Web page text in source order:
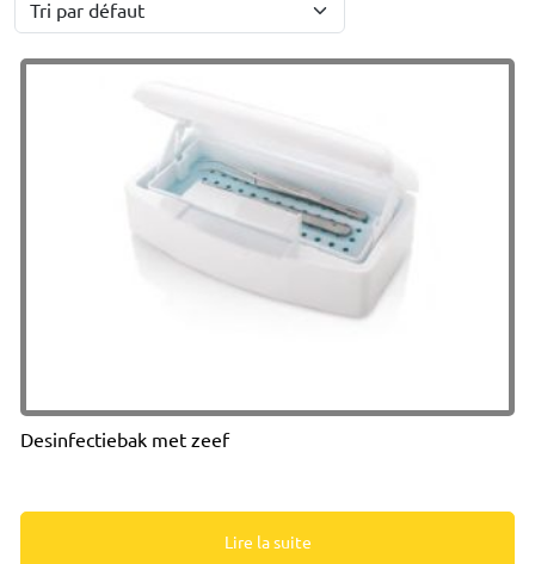
Desinfectiebak met zeef
Lire la suite